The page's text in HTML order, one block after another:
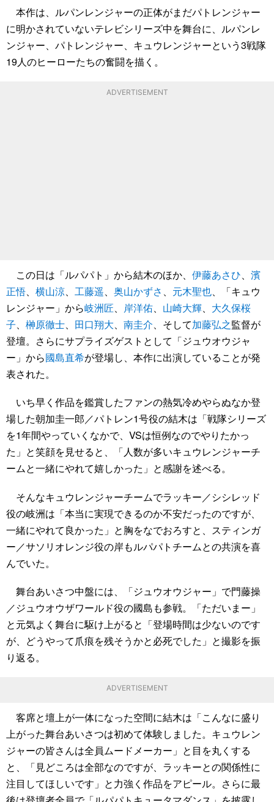
本作は、ルパンレンジャーの正体がまだパトレンジャー
に明かされていないテレビシリーズ中を舞台に、ルパンレ
ンジャー、パトレンジャー、キュウレンジャーという3戦隊
19人のヒーローたちの奮闘を描く。
ADVERTISEMENT
この日は「ルパパト」から結木のほか、 伊藤あさひ、 濱
正悟、 横山涼、 工藤遥、 奥山かずさ 、 元木聖也、「キュウ
レンジャー」から岐洲匠、 岸洋佑、 山崎大輝、 大久保桜
子、 榊原徹士、 田口翔大、 南圭介、そして加藤弘之監督が
登壇。さらにサプライズゲストとして「ジュウオウジャ
ー」から國島直希が登場し、本作に出演していることが発
表された。
いち早く作品を鑑賞したファンの熱気冷めやらぬなか登
場した朝加圭一郎／パトレン1号役の結木は「戦隊シリーズ
を1年間やっていくなかで、VSは恒例なのでやりたかっ
た」と笑顔を見せると、「人数が多いキュウレンジャーチ
ームと一緒にやれて嬉しかった」と感謝を述べる。
そんなキュウレンジャーチームでラッキー／シシレッド
役の岐洲は「本当に実現できるのか不安だったのですが、
一緒にやれて良かった」と胸をなでおろすと、スティンガ
ー／サソリオレンジ役の岸もルパパトチームとの共演を喜
んでいた。
舞台あいさつ中盤には、「ジュウオウジャー」で門藤操
／ジュウオウザワールド役の國島も参戦。「ただいまー」
と元気よく舞台に駆け上がると「登場時間は少ないのです
が、どうやって爪痕を残そうかと必死でした」と撮影を振
り返る。
ADVERTISEMENT
客席と壇上が一体になった空間に結木は「こんなに盛り
上がった舞台あいさつは初めて体験しました。キュウレン
ジャーの皆さんは全員ムードメーカー」と目を丸くする
と、「見どころは全部なのですが、ラッキーとの関係性に
注目してほしいです」と力強く作品をアピール。さらに最